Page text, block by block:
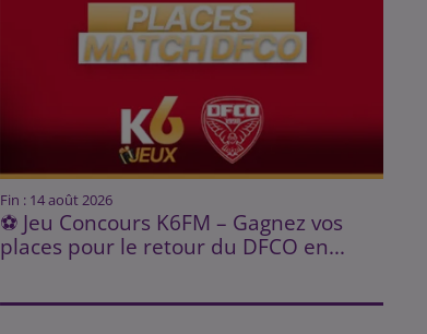
Fin : 14 août 2026
⚽ Jeu Concours K6FM – Gagnez vos
places pour le retour du DFCO en...